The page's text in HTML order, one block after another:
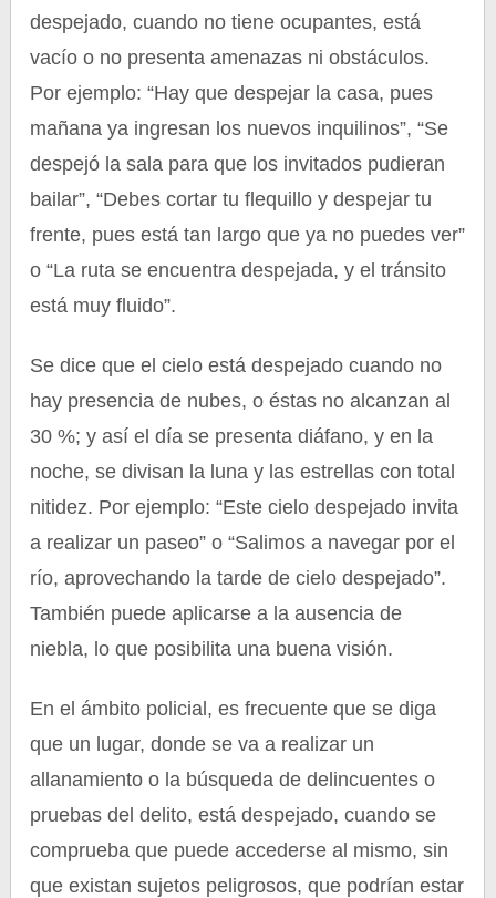
despejado, cuando no tiene ocupantes, está
vacío o no presenta amenazas ni obstáculos.
Por ejemplo: “Hay que despejar la casa, pues
mañana ya ingresan los nuevos inquilinos”, “Se
despejó la sala para que los invitados pudieran
bailar”, “Debes cortar tu flequillo y despejar tu
frente, pues está tan largo que ya no puedes ver”
o “La ruta se encuentra despejada, y el tránsito
está muy fluido”.
Se dice que el cielo está despejado cuando no
hay presencia de nubes, o éstas no alcanzan al
30 %; y así el día se presenta diáfano, y en la
noche, se divisan la luna y las estrellas con total
nitidez. Por ejemplo: “Este cielo despejado invita
a realizar un paseo” o “Salimos a navegar por el
río, aprovechando la tarde de cielo despejado”.
También puede aplicarse a la ausencia de
niebla, lo que posibilita una buena visión.
En el ámbito policial, es frecuente que se diga
que un lugar, donde se va a realizar un
allanamiento o la búsqueda de delincuentes o
pruebas del delito, está despejado, cuando se
comprueba que puede accederse al mismo, sin
que existan sujetos peligrosos, que podrían estar